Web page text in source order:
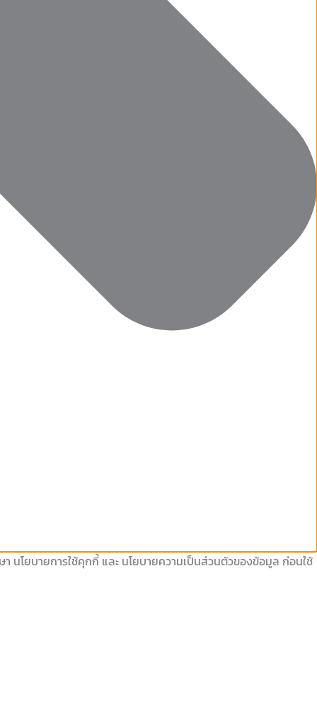
นโยบายการใช้คุกกี้ และ นโยบายความเป็นส่วนตัวของข้อมูล ก่อนใช้